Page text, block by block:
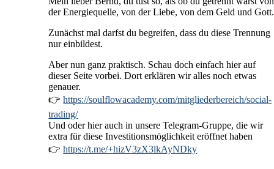
der Energiequelle, von der Liebe, von dem Geld und Gott.
Zunächst mal darfst du begreifen, dass du diese Trennung
nur einbildest.
Aber nun ganz praktisch. Schau doch einfach hier auf
dieser Seite vorbei. Dort erklären wir alles noch etwas
genauer.
👉https://soulflowacademy.com/mitgliederbereich/social-
trading/
Und oder hier auch in unsere Telegram-Gruppe, die wir
extra für diese Investitionsmöglichkeit eröffnet haben
👉https://t.me/+hizV3zX3lkAyNDky